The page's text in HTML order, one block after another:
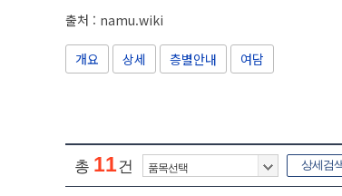
그만큼 명품 브랜드 라인업 역시 상당히 화려했는데,
는 샤넬이, 2016년에는 루이비통이 철수하면서
여기에 2016년 동대구역복합환승센터 개발 사업의
물론 롯데쇼핑 측에서도 대구점을 아예 포기하진
노력의 일환으로 2017년 4월 28일에는 리치몬드 그
로 입점시켰다. 2021년에는 의류 매장 공간을 일부
적으로 리뉴얼하고 영풍문고를 입점시켰다. 하지만
출처 : namu.wiki
개요 상세 층별안내 여담
총 11건 상세검